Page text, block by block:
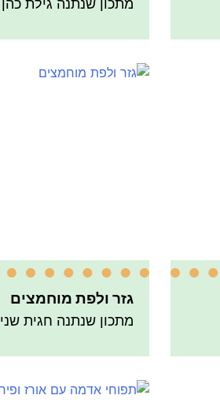
מתכון שנתנה גילת כהן
גזר ולפת מוחמצים
מתכון שנתנה חגית שני